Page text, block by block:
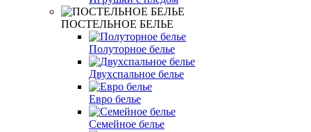
ПОСТЕЛЬНОЕ БЕЛЬЕ
Полуторное белье
Двухспальное белье
Евро белье
Семейное белье